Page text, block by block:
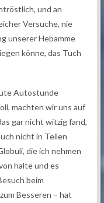
und an
Versuche, nie
unserer Hebamme
könne, das Tuch
Autostunde
machten wir uns auf
gar nicht witzig fand,
nicht in Teilen
die ich nehmen
halte und es
beim
Besseren – hat